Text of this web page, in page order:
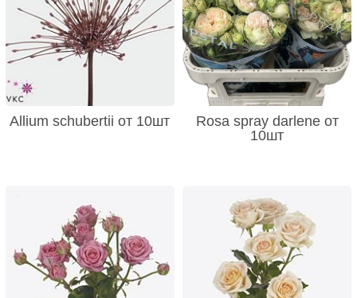
Allium schubertii от 10шт
Rosa spray darlene от
10шт